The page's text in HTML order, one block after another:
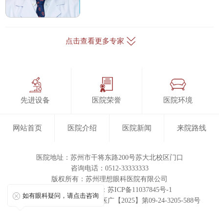
点击查看更多专家
先进设备 医院荣誉 医院环境
网站首页 医院介绍 医院新闻 来院路线
医院地址：苏州市干将东路200号苏大北校区门口
咨询电话：0512-33333333
版权所有： 苏州理想眼科医院有限公司
ICP备案/许可证号：苏ICP备11037845号-1
医疗广告审查证明文号：苏医广【2025】第09-24-3205-588号
如有眼科疑问，请点击咨询